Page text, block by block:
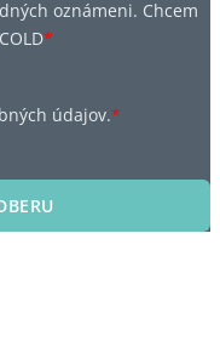
oznámeni. Chcem
*
údajov.*